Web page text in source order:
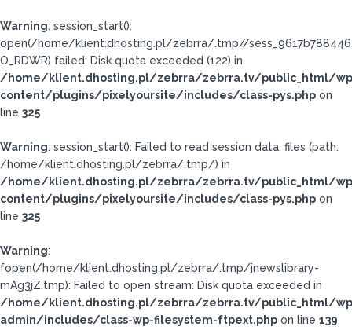
Warning: session_start():
open(/home/klient.dhosting.pl/zebrra/.tmp//
O_RDWR) failed: Disk quota exceeded (122) in
/home/klient.dhosting.pl/zebrra/zebrra.tv/public_html/
content/plugins/pixelyoursite/includes/class-pys.php on
line 325
Warning: session_start(): Failed to read session data: files (path:
/home/klient.dhosting.pl/zebrra/.tmp/) in
/home/klient.dhosting.pl/zebrra/zebrra.tv/public_html/
content/plugins/pixelyoursite/includes/class-pys.php on
line 325
Warning:
fopen(/home/klient.dhosting.pl/zebrra/.tmp/jnewslibrary-
mAg3jZ.tmp): Failed to open stream: Disk quota exceeded in
/home/klient.dhosting.pl/zebrra/zebrra.tv/public_html/
admin/includes/class-wp-filesystem-ftpext.php on line 139